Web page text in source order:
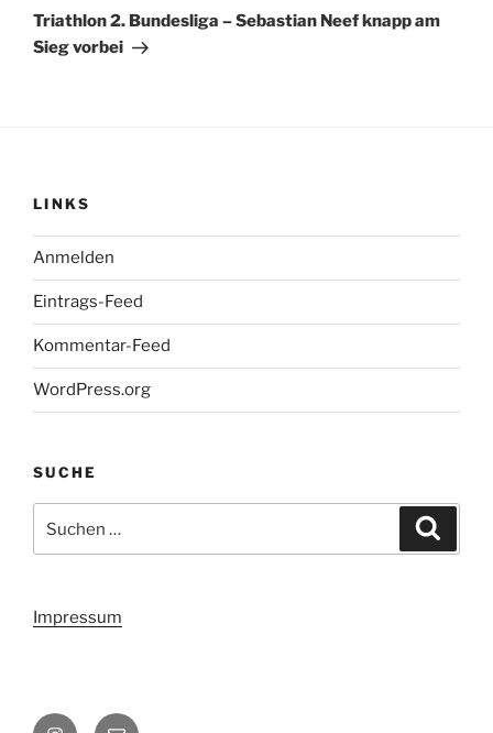
Beitrag
Triathlon 2. Bundesliga – Sebastian Neef knapp am
Sieg vorbei
LINKS
Anmelden
Eintrags-Feed
Kommentar-Feed
WordPress.org
SUCHE
nach:
Impressum
InstagramEmail